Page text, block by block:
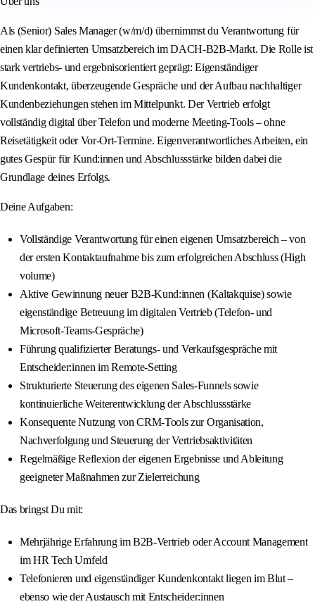
Als (Senior) Sales Manager (w/m/d) übernimmst du Verantwortung für
einen klar definierten Umsatzbereich im DACH-B2B-Markt. Die Rolle ist
stark vertriebs- und ergebnisorientiert geprägt: Eigenständiger
Kundenkontakt, überzeugende Gespräche und der Aufbau nachhaltiger
Kundenbeziehungen stehen im Mittelpunkt. Der Vertrieb erfolgt
vollständig digital über Telefon und moderne Meeting-Tools – ohne
Reisetätigkeit oder Vor-Ort-Termine. Eigenverantwortliches Arbeiten, ein
gutes Gespür für Kund:innen und Abschlussstärke bilden dabei die
Grundlage deines Erfolgs.
Deine Aufgaben:
Vollständige Verantwortung für einen eigenen Umsatzbereich – von
der ersten Kontaktaufnahme bis zum erfolgreichen Abschluss (High
volume)
Aktive Gewinnung neuer B2B-Kund:innen (Kaltakquise) sowie
eigenständige Betreuung im digitalen Vertrieb (Telefon- und
Microsoft-Teams-Gespräche)
Führung qualifizierter Beratungs- und Verkaufsgespräche mit
Entscheider:innen im Remote-Setting
Strukturierte Steuerung des eigenen Sales-Funnels sowie
kontinuierliche Weiterentwicklung der Abschlussstärke
Konsequente Nutzung von CRM-Tools zur Organisation,
Nachverfolgung und Steuerung der Vertriebsaktivitäten
Regelmäßige Reflexion der eigenen Ergebnisse und Ableitung
geeigneter Maßnahmen zur Zielerreichung
Das bringst Du mit:
Mehrjährige Erfahrung im B2B-Vertrieb oder Account Management
im HR Tech Umfeld
Telefonieren und eigenständiger Kundenkontakt liegen im Blut –
ebenso wie der Austausch mit Entscheider:innen